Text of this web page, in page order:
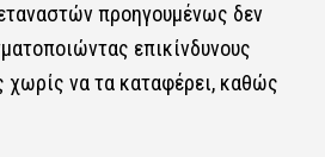
προηγουμένως δεν
επικίνδυνους
χωρίς να τα καταφέρει, καθώς